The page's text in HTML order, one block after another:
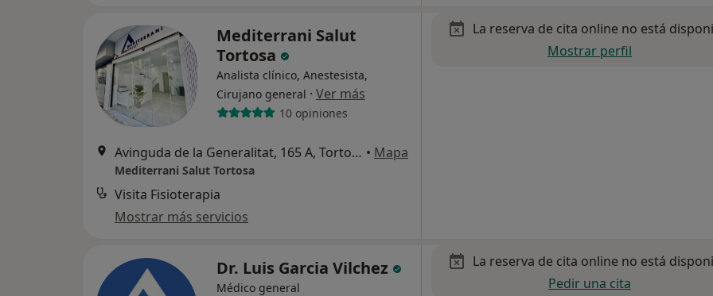
Mediterrani Salut
Tortosa
Analista clínico, Anestesista,
Cirujano general · Ver más
10 opiniones
Avinguda de la Generalitat, 165 A, Tortosa • Mapa
Mediterrani Salut Tortosa
Visita Fisioterapia
Mostrar más servicios
La reserva de cita online no está
Mostrar perfil
Dr. Luis Garcia Vilchez
Médico general
La reserva de cita online no está
Pedir una cita